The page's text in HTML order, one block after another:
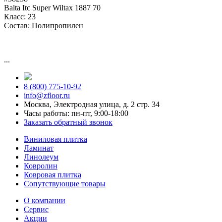
Balta Itc Super Wiltax 1887 70
Класс: 23
Состав: Полипропилен
...
8 (800) 775-10-92
info@zfloor.ru
Москва, Электродная улица, д. 2 стр. 34
Часы работы: пн-пт, 9:00-18:00
Заказать обратный звонок
Виниловая плитка
Ламинат
Линолеум
Ковролин
Ковровая плитка
Сопутствующие товары
О компании
Сервис
Акции